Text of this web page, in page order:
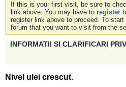
If this is your first visit, be sure to
link above. You may have to register
register link above to proceed. To
forum that you want to visit from the
INFORMATII SI CLARIFICARI
Nivel ulei crescut.